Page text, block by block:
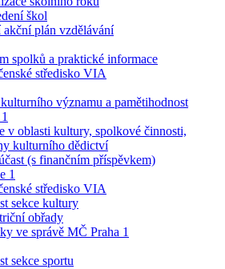
škol
plán vzdělávání
spolků a praktické informace
středisko VIA
významu a pamětihodnost
v oblasti kultury, spolkové činnosti,
kulturního dědictví
(s finančním příspěvkem)
1
středisko VIA
sekce kultury
obřady
ve správě MČ Praha 1
sekce sportu